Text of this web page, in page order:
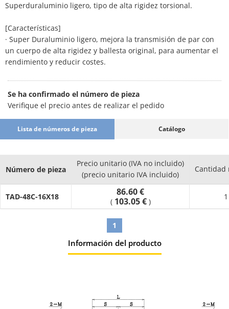
Superduraluminio ligero, tipo de alta rigidez torsional.
[Características]
· Super Duraluminio ligero, mejora la transmisión de par con
un cuerpo de alta rigidez y ballesta original, para aumentar el
rendimiento y reducir costes.
Se ha confirmado el número de pieza
Verifique el precio antes de realizar el pedido
Lista de números de pieza Catálogo
Número de pieza
Precio unitario (IVA no incluido)
(precio unitario IVA incluido)
Cantidad
TAD-48C-16X18 86.60 €
( 103.05 € )
1
Información del producto